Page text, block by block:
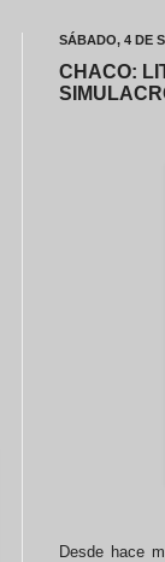
SÁBADO, 4 DE
CHACO:
Desde hace